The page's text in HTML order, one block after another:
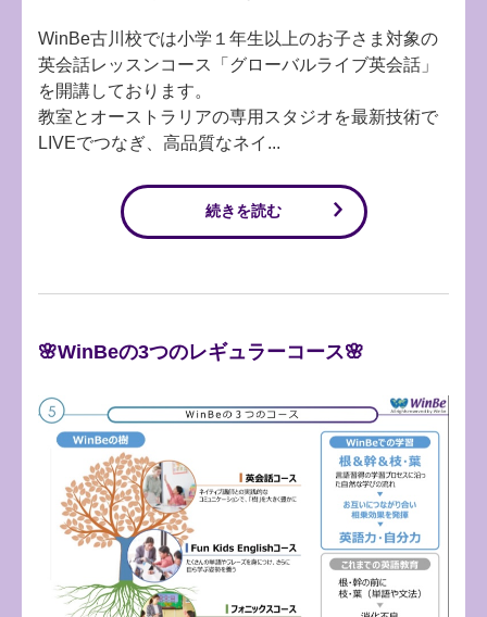
WinBe古川校では小学１年生以上のお子さま対象の
英会話レッスンコース「グローバルライブ英会話」
を開講しております。
教室とオーストラリアの専用スタジオを最新技術で
LIVEでつなぎ、高品質なネイ...
続きを読む
🌸WinBeの3つのレギュラーコース🌸